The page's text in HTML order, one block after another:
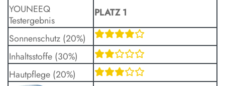
YOUNEEQ
Testergebnis
PLATZ 1
Sonnenschutz (20%)
Inhaltsstoffe (30%)
Hautpflege (20%)